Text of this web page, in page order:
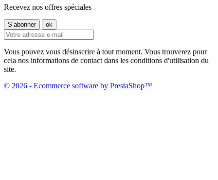
Recevez nos offres spéciales
Vous pouvez vous désinscrire à tout moment. Vous trouverez pour
cela nos informations de contact dans les conditions d'utilisation du
site.
© 2026 - Ecommerce software by PrestaShop™